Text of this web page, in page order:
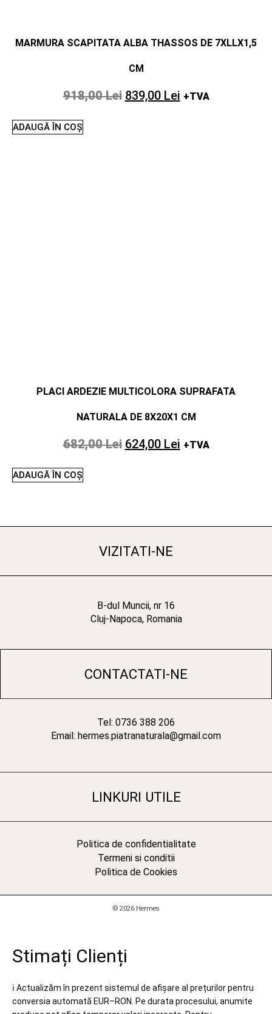
MARMURA SCAPITATA ALBA THASSOS DE 7XLLX1,5
CM
918,00Lei 839,00 Lei +TVA
ADAUGĂ ÎN COȘ
PLACI ARDEZIE MULTICOLORA SUPRAFATA
NATURALA DE 8X20X1 CM
682,00Lei 624,00 Lei +TVA
ADAUGĂ ÎN COȘ
VIZITATI-NE
B-dul Muncii, nr 16
Cluj-Napoca, Romania
CONTACTATI-NE
Tel: 0736 388 206
Email: hermes.piatranaturala@gmail.com
LINKURI UTILE
Politica de confidentialitate
Termeni si conditii
Politica de Cookies
© 2026 Hermes
Stimați Clienți
ℹ️ Actualizăm în prezent sistemul de afișare al prețurilor pentru
conversia automată EUR–RON. Pe durata procesului, anumite